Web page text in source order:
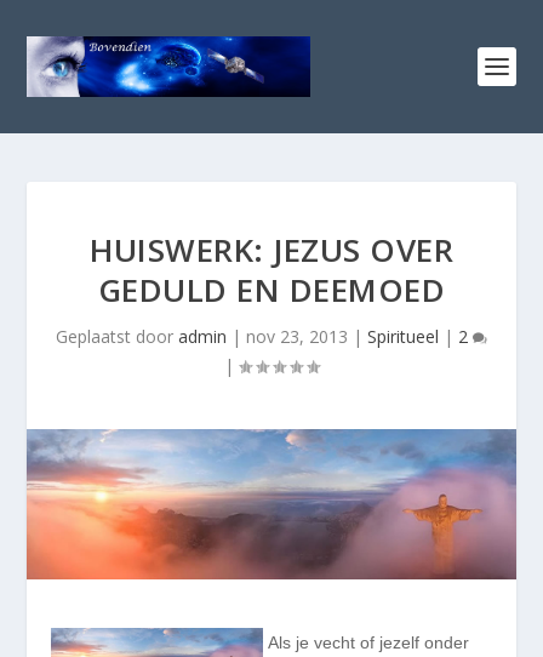
HUISWERK: JEZUS OVER
GEDULD EN DEEMOED
Geplaatst door admin | nov 23, 2013 | Spiritueel | 2
|
Als je vechtof jezelf onder